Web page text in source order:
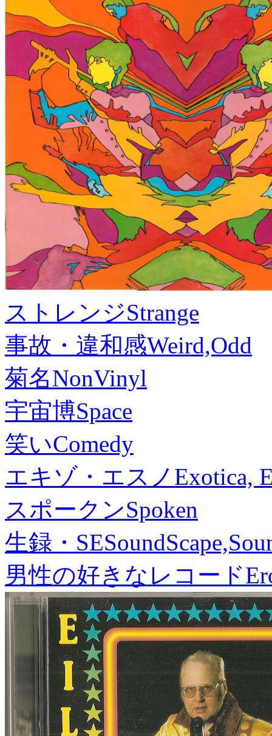
ストレンジStrange
事故・違和感Weird,Odd
菊名NonVinyl
宇宙博Space
笑いComedy
エキゾ・エスノ Exotica,
スポークンSpoken
生録・SE
男性の好きなレコード